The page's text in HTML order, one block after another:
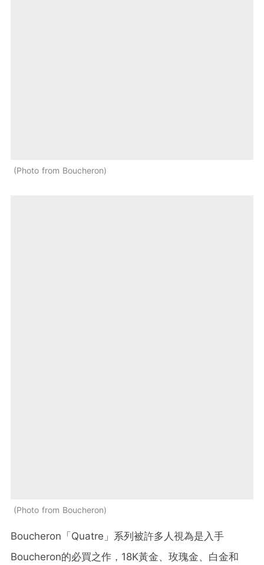
Photo from Boucheron
Photo from Boucheron
Boucheron「Quatre」系列被許多人視為是入手
Boucheron的必買之作，18K黃金、玫瑰金、白金和